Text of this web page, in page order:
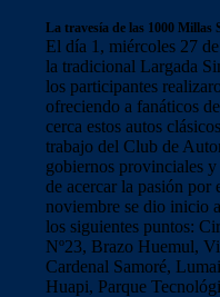
La travesía de las 1000 Millas
El día 1, miércoles 27
la tradicional Largada
los participantes
ofreciendo a fanáticos
cerca estos autos
trabajo del Club de
gobiernos provinciales
de acercar la pasión
noviembre se dio inicio
los siguientes puntos:
Nº23, Brazo Huemul,
Cardenal Samoré,
Huapi, Parque